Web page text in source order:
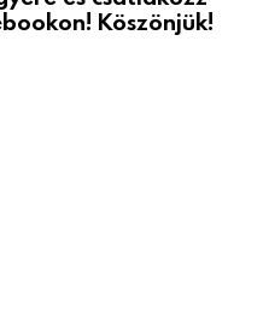
Köszönjük!